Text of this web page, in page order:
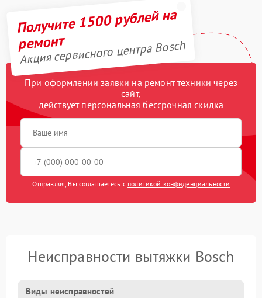
Получите 1500 рублей на
ремонт
Акция сервисного центра Bosch
При оформлении заявки на ремонт техники через
сайт,
действует персональная бессрочная скидка
Отправляя, Вы соглашаетесь с политикой конфиденциальности
Неисправности вытяжки Bosch
Виды неисправностей